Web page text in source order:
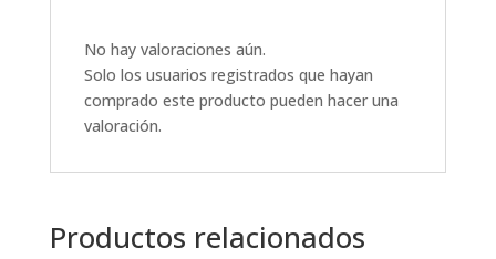
No hay valoraciones aún.
Solo los usuarios registrados que hayan
comprado este producto pueden hacer una
valoración.
Productos relacionados